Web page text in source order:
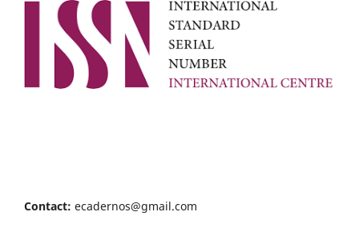
Contact: ecadernos@gmail.com